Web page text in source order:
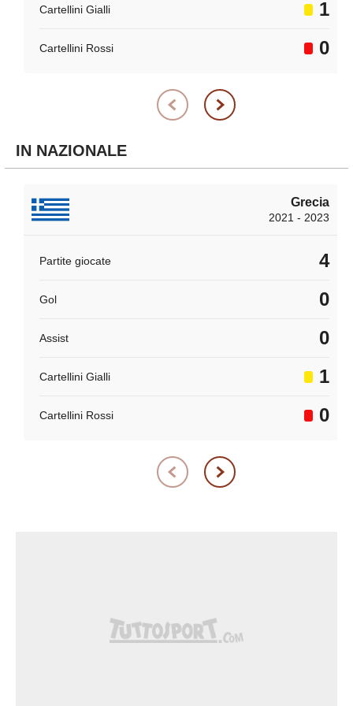
Cartellini Gialli 1
Cartellini Rossi 0
IN NAZIONALE
Grecia
2021 - 2023
Partite giocate 4
Gol 0
Assist 0
Cartellini Gialli 1
Cartellini Rossi 0